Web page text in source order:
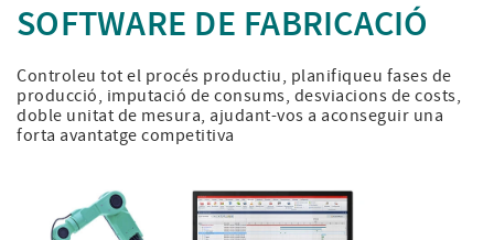
SOFTWARE DE FABRICACIÓ
Controleu tot el procés productiu, planifiqueu fases de
producció, imputació de consums, desviacions de costs,
doble unitat de mesura, ajudant-vos a aconseguir una
forta avantatge competitiva